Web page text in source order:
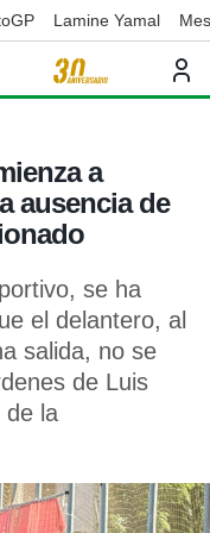
Lamine Yamal
a
ausencia de
se ha
el delantero, al
salida, no se
de Luis
de la